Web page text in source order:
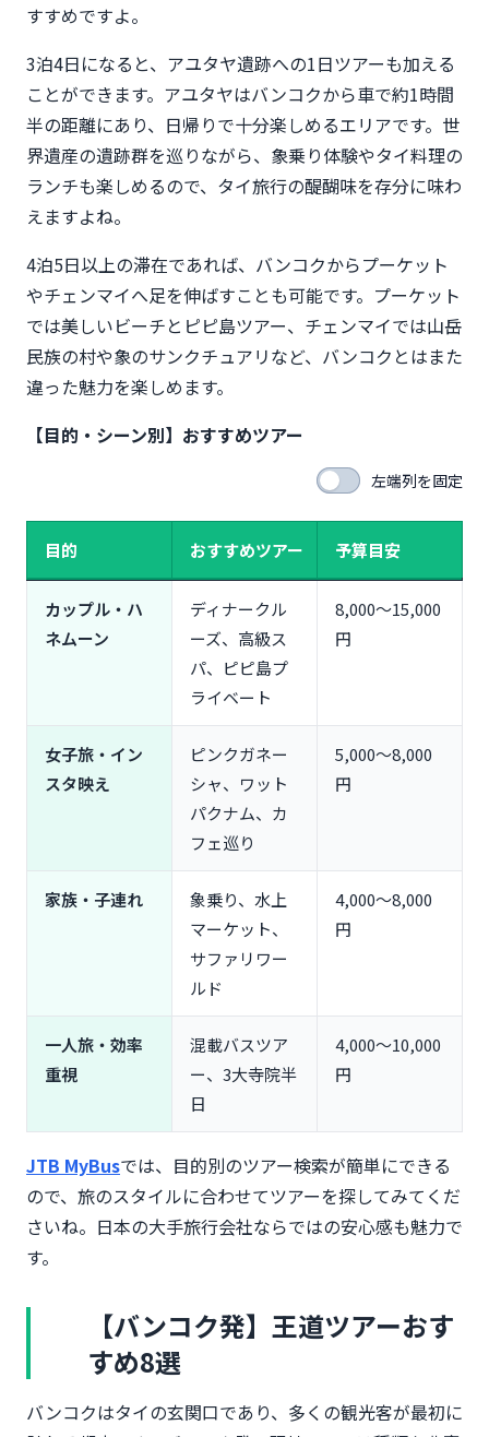
すすめですよ。
3泊4日になると、アユタヤ遺跡への1日ツアーも加える
ことができます。アユタヤはバンコクから車で約1時間
半の距離にあり、日帰りで十分楽しめるエリアです。世
界遺産の遺跡群を巡りながら、象乗り体験やタイ料理の
ランチも楽しめるので、タイ旅行の醍醐味を存分に味わ
えますよね。
4泊5日以上の滞在であれば、バンコクからプーケット
やチェンマイへ足を伸ばすことも可能です。プーケット
では美しいビーチとピピ島ツアー、チェンマイでは山岳
民族の村や象のサンクチュアリなど、バンコクとはまた
違った魅力を楽しめます。
【目的・シーン別】おすすめツアー
左端列を固定
目的 おすすめツアー 予算目安
カップル・ハ
ネムーン
ディナークル
ーズ、高級ス
パ、ピピ島プ
ライベート
8,000〜15,000
円
女子旅・イン
スタ映え
ピンクガネー
シャ、ワット
パクナム、カ
フェ巡り
5,000〜8,000
円
家族・子連れ
象乗り、水上
マーケット、
サファリワー
ルド
4,000〜8,000
円
一人旅・効率
重視
混載バスツア
ー、3大寺院半
日
4,000〜10,000
円
JTB MyBusでは、目的別のツアー検索が簡単にできる
ので、旅のスタイルに合わせてツアーを探してみてくだ
さいね。日本の大手旅行会社ならではの安心感も魅力で
す。
【バンコク発】王道ツアーおす
すめ8選
バンコクはタイの玄関口であり、多くの観光客が最初に